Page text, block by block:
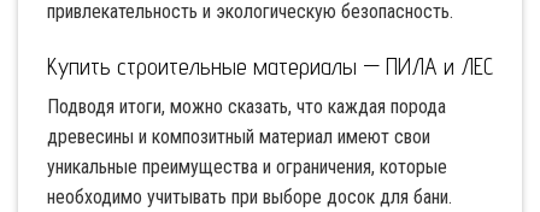
привлекательность и экологическую безопасность.
Купить строительные материалы — ПИЛА и ЛЕС
Подводя итоги, можно сказать, что каждая порода
древесины и композитный материал имеют свои
уникальные преимущества и ограничения, которые
необходимо учитывать при выборе досок для бани.